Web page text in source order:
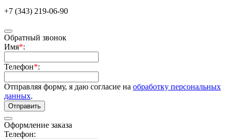
+7 (343) 219-06-90
Обратный звонок
Имя*:
Телефон*:
Отправляя форму, я даю согласие на обработку персональных
данных.
Отправить
Оформление заказа
Телефон: